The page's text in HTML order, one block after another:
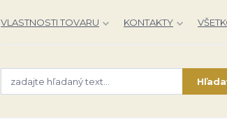
VLASTNOSTI TOVARU KONTAKTY